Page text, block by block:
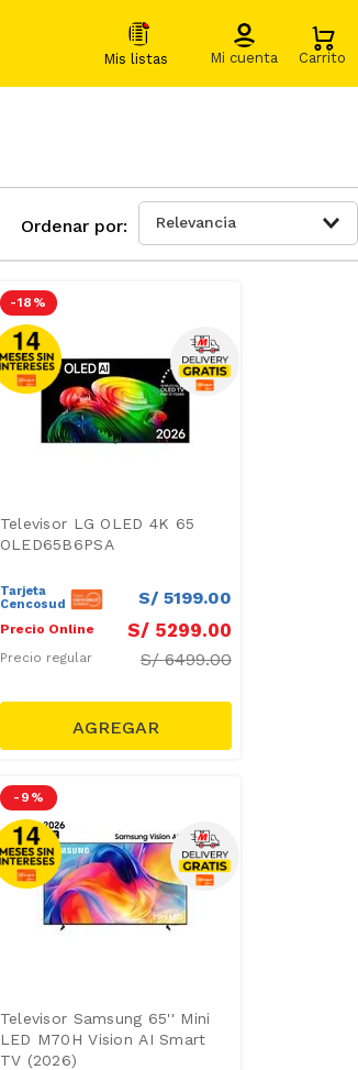
Relevancia
-18 %
Televisor LG OLED 4K 65
OLED65B6PSA
Tarjeta
Cencosud
S/ 5199.00
Precio Online S/ 5299.00
Precio regular S/6499.00
- 9 %
Televisor Samsung 65'' Mini
LED M70H Vision AI Smart
TV (2026)